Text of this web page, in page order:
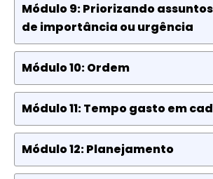
Módulo 9: Priorizando
de importância ou urgência
Módulo 10: Ordem
Módulo 11: Tempo gasto em
Módulo 12: Planejamento